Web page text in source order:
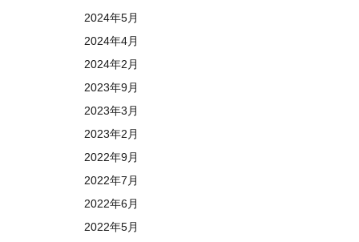
2024年5月
2024年4月
2024年2月
2023年9月
2023年3月
2023年2月
2022年9月
2022年7月
2022年6月
2022年5月